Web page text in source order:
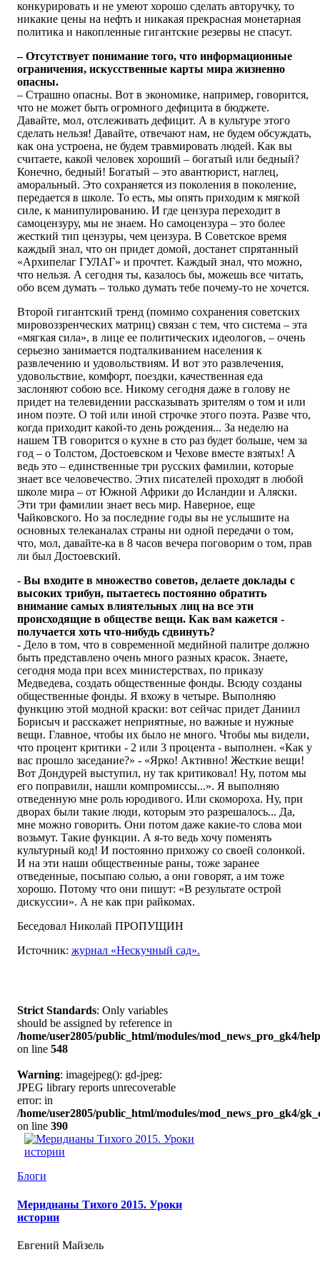
конкурировать и не умеют хорошо сделать авторучку, то
никакие цены на нефть и никакая прекрасная монетарная
политика и накопленные гигантские резервы не спасут.
– Отсутствует понимание того, что информационные
ограничения, искусственные карты мира жизненно
опасны.
– Страшно опасны. Вот в экономике, например, говорится,
что не может быть огромного дефицита в бюджете.
Давайте, мол, отслеживать дефицит. А в культуре этого
сделать нельзя! Давайте, отвечают нам, не будем обсуждать,
как она устроена, не будем травмировать людей. Как вы
считаете, какой человек хороший – богатый или бедный?
Конечно, бедный! Богатый – это авантюрист, наглец,
аморальный. Это сохраняется из поколения в поколение,
передается в школе. То есть, мы опять приходим к мягкой
силе, к манипулированию. И где цензура переходит в
самоцензуру, мы не знаем. Но самоцензура – это более
жесткий тип цензуры, чем цензура. В Советское время
каждый знал, что он придет домой, достанет спрятанный
«Архипелаг ГУЛАГ» и прочтет. Каждый знал, что можно,
что нельзя. А сегодня ты, казалось бы, можешь все читать,
обо всем думать – только думать тебе почему-то не хочется.
Второй гигантский тренд (помимо сохранения советских
мировоззренческих матриц) связан с тем, что система – эта
«мягкая сила», в лице ее политических идеологов, – очень
серьезно занимается подталкиванием населения к
развлечению и удовольствиям. И вот это развлечения,
удовольствие, комфорт, поездки, качественная еда
заслоняют собою все. Никому сегодня даже в голову не
придет на телевидении рассказывать зрителям о том и или
ином поэте. О той или иной строчке этого поэта. Разве что,
когда приходит какой-то день рождения... За неделю на
нашем ТВ говорится о кухне в сто раз будет больше, чем за
год – о Толстом, Достоевском и Чехове вместе взятых! А
ведь это – единственные три русских фамилии, которые
знает все человечество. Этих писателей проходят в любой
школе мира – от Южной Африки до Исландии и Аляски.
Эти три фамилии знает весь мир. Наверное, еще
Чайковского. Но за последние годы вы не услышите на
основных телеканалах страны ни одной передачи о том,
что, мол, давайте-ка в 8 часов вечера поговорим о том, прав
ли был Достоевский.
- Вы входите в множество советов, делаете доклады с
высоких трибун, пытаетесь постоянно обратить
внимание самых влиятельных лиц на все эти
происходящие в обществе вещи. Как вам кажется -
получается хоть что-нибудь сдвинуть?
- Дело в том, что в современной медийной палитре должно
быть представлено очень много разных красок. Знаете,
сегодня мода при всех министерствах, по приказу
Медведева, создать общественные фонды. Всюду созданы
общественные фонды. Я вхожу в четыре. Выполняю
функцию этой модной краски: вот сейчас придет Даниил
Борисыч и расскажет неприятные, но важные и нужные
вещи. Главное, чтобы их было не много. Чтобы мы видели,
что процент критики - 2 или 3 процента - выполнен. «Как у
вас прошло заседание?» - «Ярко! Активно! Жесткие вещи!
Вот Дондурей выступил, ну так критиковал! Ну, потом мы
его поправили, нашли компромиссы...». Я выполняю
отведенную мне роль юродивого. Или скомороха. Ну, при
дворах были такие люди, которым это разрешалось... Да,
мне можно говорить. Они потом даже какие-то слова мои
возьмут. Такие функции. А я-то ведь хочу поменять
культурный код! И постоянно прихожу со своей солонкой.
И на эти наши общественные раны, тоже заранее
отведенные, посыпаю солью, а они говорят, а им тоже
хорошо. Потому что они пишут: «В результате острой
дискуссии». А не как при райкомах.
Беседовал Николай ПРОПУЩИН
Источник: журнал «Нескучный сад».
Strict Standards: Only variables
should be assigned by reference in
/home/user2805/public_html/modules/mod_news_pro_gk4/
on line 548
Warning: imagejpeg(): gd-jpeg:
JPEG library reports unrecoverable
error: in
/home/user2805/public_html/modules/mod_news_pro_gk4/
on line 390
Блоги
Меридианы Тихого 2015. Уроки
истории
Евгений Майзель